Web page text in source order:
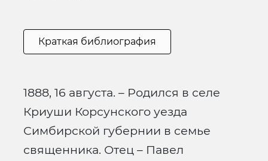
Краткая библиография
1888, 16 августа. – Родился в селе
Криуши Корсунского уезда
Симбирской губернии в семье
священника. Отец – Павел